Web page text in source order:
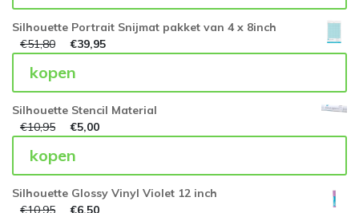
Silhouette Portrait Snijmat pakket van 4 x 8inch
€51,80 €39,95
kopen
Silhouette Stencil Material
€10,95 €5,00
kopen
Silhouette Glossy Vinyl Violet 12 inch
€10,95 €6,50